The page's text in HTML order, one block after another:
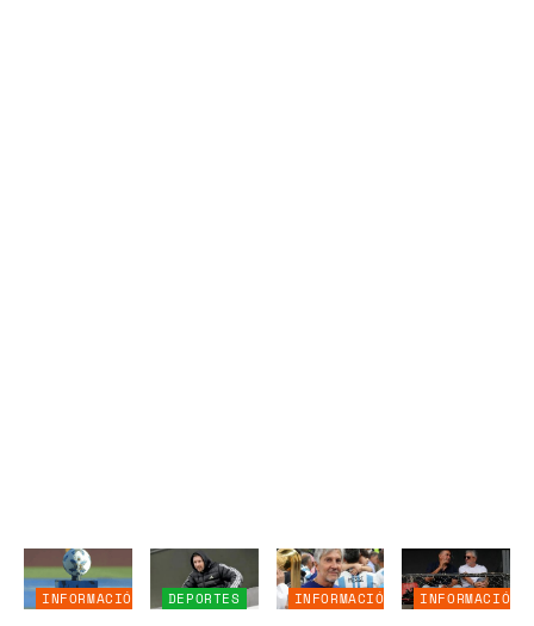
INFORMACIÓN
DEPORTES
INFORMACIÓN
INFORMACIÓN